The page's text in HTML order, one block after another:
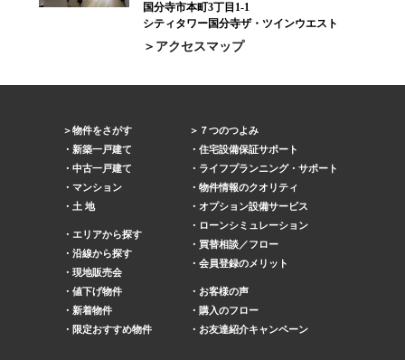
国分寺市本町3丁目1-1
シティタワー国分寺ザ・ツインウエスト
アクセスマップ
物件をさがす
新築一戸建て
中古一戸建て
マンション
土 地
エリアから探す
沿線から探す
現地販売会
値下げ物件
新着物件
限定おすすめ物件
７つのつよみ
住宅設備保証サポート
ライフプランニング・サポート
物件情報のクオリティ
オプション設備サービス
ローンシミュレーション
買替相談／フロー
会員登録のメリット
お客様の声
購入のフロー
お友達紹介キャンペーン